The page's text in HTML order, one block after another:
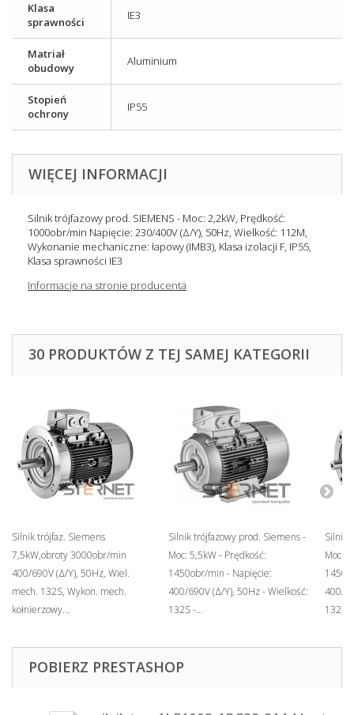
Klasa
sprawności
IE3
Matriał
obudowy
Aluminium
Stopień
ochrony
IP55
WIĘCEJ INFORMACJI
Silnik trójfazowy prod. SIEMENS - Moc: 2,2kW, Prędkość:
1000obr/min Napięcie: 230/400V (Δ/Y), 50Hz, Wielkość: 112M,
Wykonanie mechaniczne: łapowy (IMB3), Klasa izolacji F, IP55,
Klasa sprawności IE3
Informacje na stronie producenta
30 PRODUKTÓW Z TEJ SAMEJ KATEGORII
Silnik trójfaz. Siemens
7,5kW,obroty 3000obr/min
400/690V (Δ/Y), 50Hz, Wiel.
mech. 132S, Wykon. mech.
kołnierzowy...
Silnik trójfazowy prod. Siemens -
Moc: 5,5kW - Prędkość:
1450obr/min - Napięcie:
400/690V (Δ/Y), 50Hz - Wielkość:
132S -...
Silnik
Moc:
400/
132S
POBIERZ PRESTASHOP